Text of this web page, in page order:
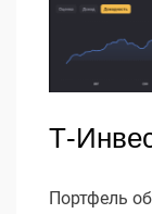
Т-
Портфель